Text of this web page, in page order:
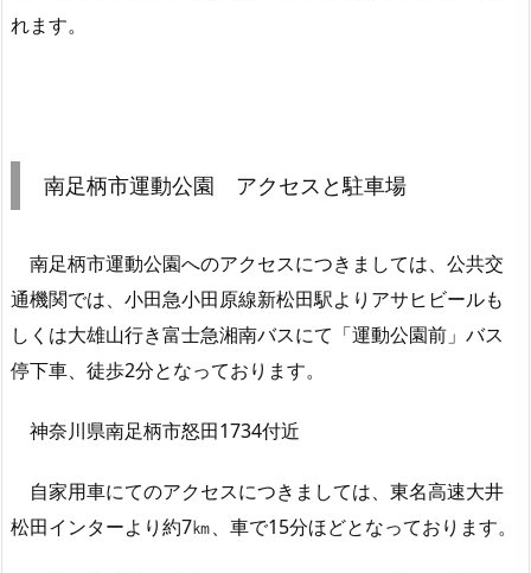
れます。
南足柄市運動公園 アクセスと駐車場
南足柄市運動公園へのアクセスにつきましては、公共交
通機関では、小田急小田原線新松田駅よりアサヒビールも
しくは大雄山行き富士急湘南バスにて「運動公園前」バス
停下車、徒歩2分となっております。
神奈川県南足柄市怒田1734付近
自家用車にてのアクセスにつきましては、東名高速大井
松田インターより約7㎞、車で15分ほどとなっております。